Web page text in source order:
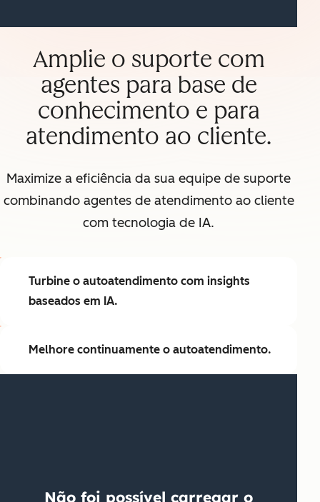
Amplie o suporte com
agentes para base de
conhecimento e para
atendimento ao cliente.
Maximize a eficiência da sua equipe de suporte
combinando agentes de atendimento ao cliente
com tecnologia de IA.
Turbine o autoatendimento com insights
baseados em IA.
Melhore continuamente o autoatendimento.